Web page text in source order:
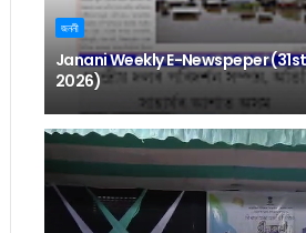
জননী
Janani Weekly E-Newspeper
2026)